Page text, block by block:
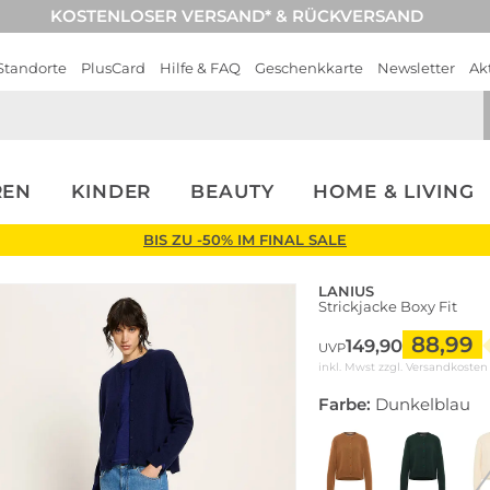
KOSTENLOSER VERSAND* & RÜCKVERSAND
PlusCard Hilfe & FAQ Geschenkkarte Newsletter
KINDER BEAUTY HOME & LIVING
BIS ZU -50% IM FINAL SALE
LANIUS
Strickjacke Boxy Fit
UVP149,90 88,99
inkl. Mwst zzgl. Versandkosten
Farbe: Dunkelblau